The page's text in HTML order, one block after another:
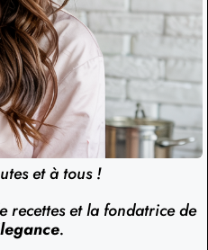
et à tous !
recettes et la fondatrice de
.